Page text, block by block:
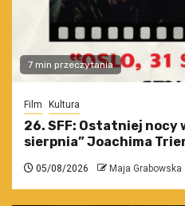
7 min przeczytania
Film Kultura
26. SFF: Ostatniej nocy
sierpnia” Joachima
05/08/2026 Maja Grabowska